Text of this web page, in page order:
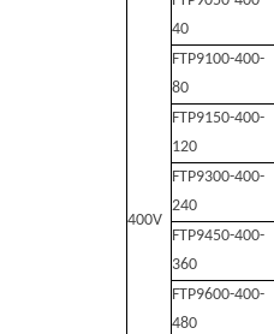
400V
40
FTP9100-400-
80
FTP9150-400-
120
FTP9300-400-
240
FTP9450-400-
360
FTP9600-400-
480